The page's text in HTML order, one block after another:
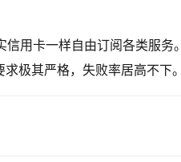
用卡一样自由订阅各类服务。
极其严格，失败率居高不下。